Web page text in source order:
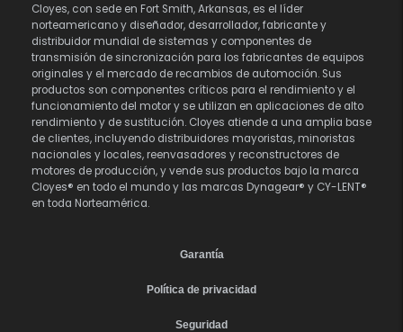
Cloyes, con sede en Fort Smith, Arkansas, es el líder
norteamericano y diseñador, desarrollador, fabricante y
distribuidor mundial de sistemas y componentes de
transmisión de sincronización para los fabricantes de equipos
originales y el mercado de recambios de automoción. Sus
productos son componentes críticos para el rendimiento y el
funcionamiento del motor y se utilizan en aplicaciones de alto
rendimiento y de sustitución. Cloyes atiende a una amplia base
de clientes, incluyendo distribuidores mayoristas, minoristas
nacionales y locales, reenvasadores y reconstructores de
motores de producción, y vende sus productos bajo la marca
Cloyes® en todo el mundo y las marcas Dynagear® y CY-LENT®
en toda Norteamérica.
Garantía
Política de privacidad
Seguridad